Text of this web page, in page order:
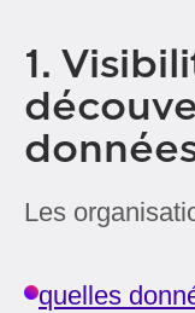
1.
Les
quelles